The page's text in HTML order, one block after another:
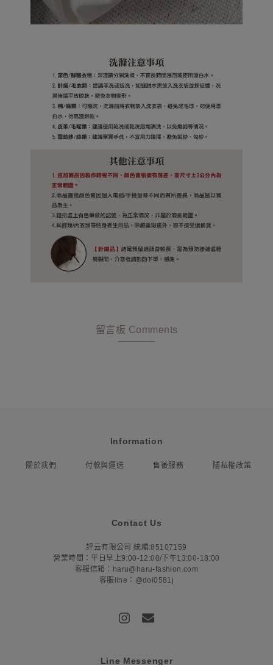
留言板 Comments
Information
關於我們 付款與運送 售後服務 隱私權政策
Contact Us
評云有限公司 統編:85107159
營業時間：平日早上9:00-12:00/下午13:00-18:00
客服信箱：haru@haru-fashion.com
客服line：@doi0581j
Line Messenger